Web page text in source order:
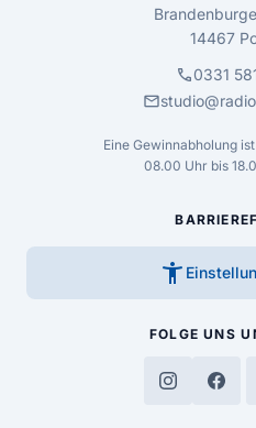
14467
call0331
mail
Eine Gewinnabholung
08.00 Uhr bis
accessibility_new
FOLGE UNS